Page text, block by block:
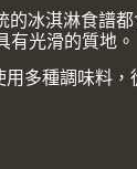
的冰淇淋食譜
有光滑的質地。
用多種調味料